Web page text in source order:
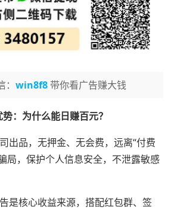
win8f8带你看广告赚大钱
：为什么能日赚百元？
出品，无押金、无会费，远离“付费
局，保护个人信息安全，不泄露敏感
是核心收益来源，搭配红包群、签